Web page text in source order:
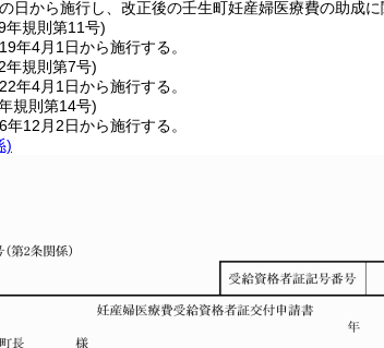
日から施行し、改正後の壬生町妊産婦医療費の助成
年規則第11号)
年4月1日から施行する。
年規則第7号)
年4月1日から施行する。
規則第14号)
12月2日から施行する。
)